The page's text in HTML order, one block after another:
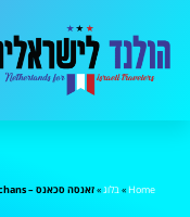
Home
»בלוג»זאנסה סכאנס – Zaanse Schans